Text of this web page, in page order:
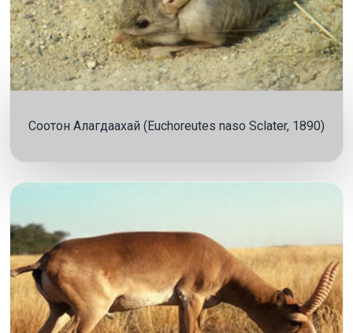
Соотон Алагдаахай (Euchoreutes naso Sclater, 1890)